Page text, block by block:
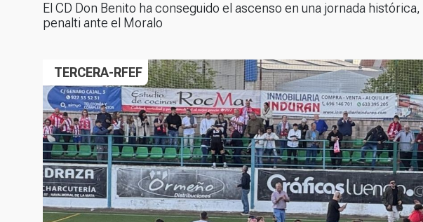
El CD Don Benito ha conseguido el ascenso en una jornada
penalti ante el Moralo
TERCERA-RFEF